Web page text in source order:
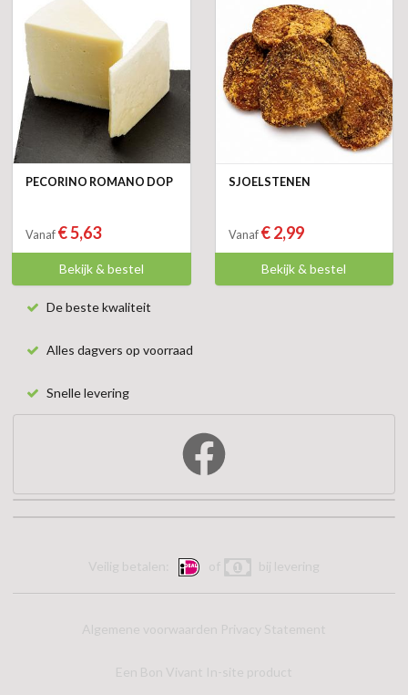
PECORINO ROMANO DOP
Vanaf € 5,63
Bekijk & bestel
SJOELSTENEN
Vanaf € 2,99
Bekijk & bestel
De beste kwaliteit
Alles dagvers op voorraad
Snelle levering
Veilig betalen: of bij levering
Algemene voorwaarden Privacy Statement
Een Bon Vivant In-site product